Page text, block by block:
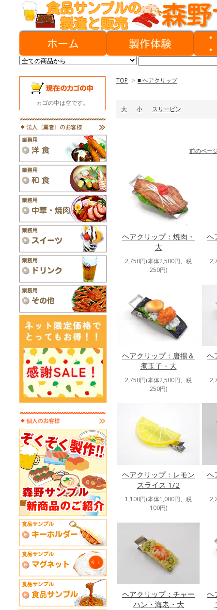
TOP > ■ ヘアクリップ
大 小 スリーピン
前のペー
ヘアクリップ：焼肉・
大
2,750円(本体2,500円、税
250円)
ヘ
ヘアクリップ：唐揚＆
煮玉子・大
2,750円(本体2,500円、税
250円)
ヘ
ヘアクリップ：レモン
スライス 1/2
1,100円(本体1,000円、税
100円)
ヘ
ヘアクリップ：チャー
ハン・海老・大
ヘ
カゴの中は空です。